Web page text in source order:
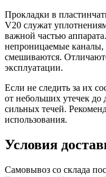
Прокладки в
V20 служат
важной частью
непроницаемые
смешиваются.
эксплуатации.
Если не следить за их
от небольших утечек до
сильных течей.
использования.
Условия
Самовывоз со склада